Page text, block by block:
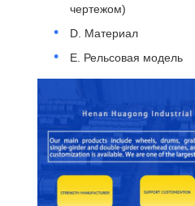
чертежом)
D. Материал
E. Рельсовая модель